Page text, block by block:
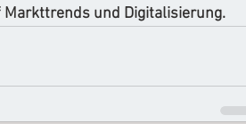
und Digitalisierung.